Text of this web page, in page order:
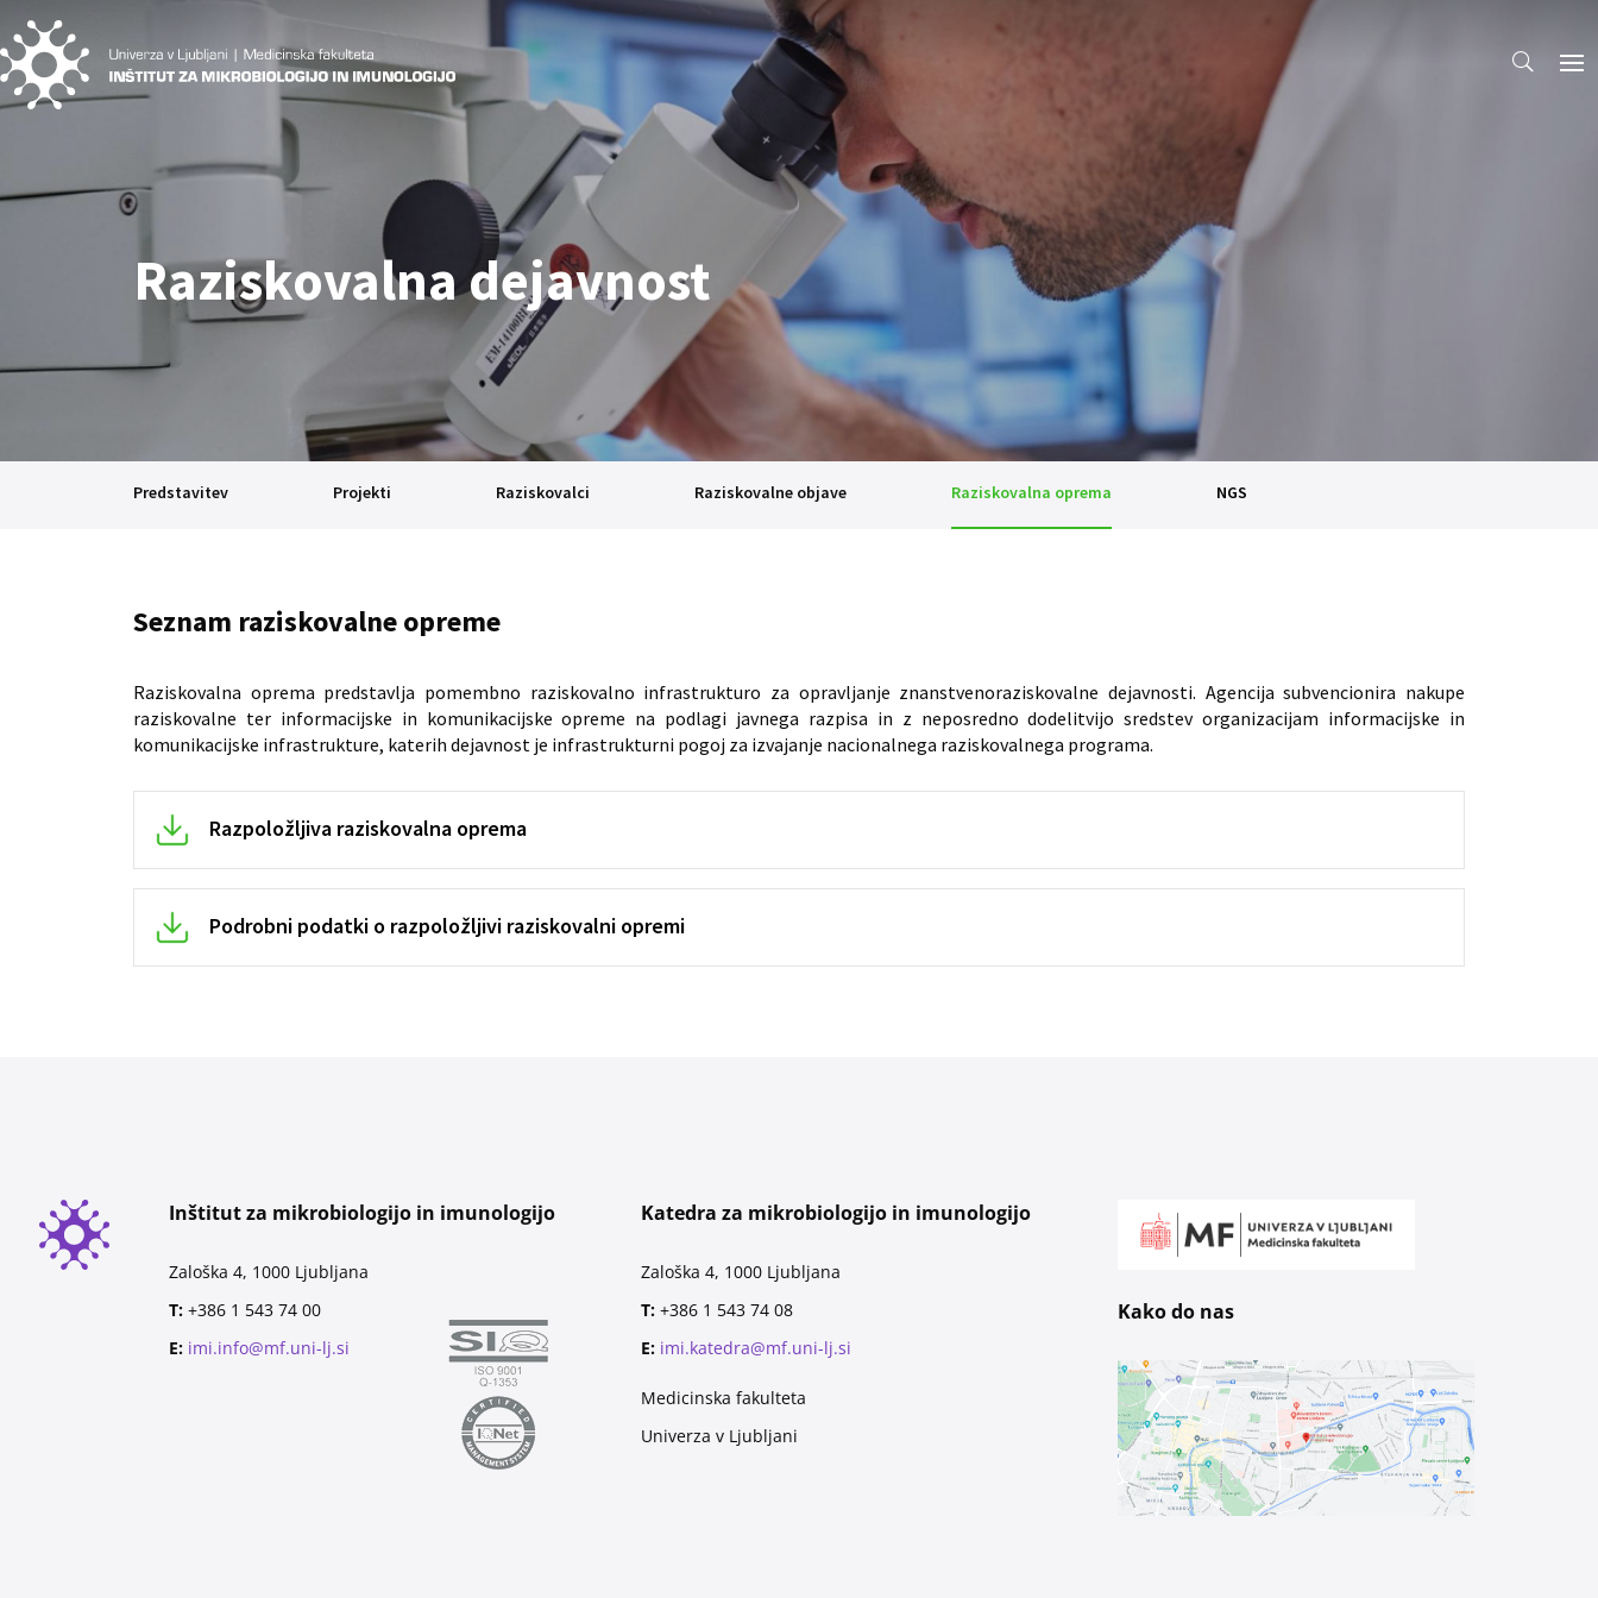
Raziskovalna dejavnost
Predstavitev Projekti Raziskovalci Raziskovalne objave Raziskovalna oprema NGS
Seznam raziskovalne opreme
Raziskovalna oprema predstavlja pomembno raziskovalno infrastrukturo za opravljanje znanstvenoraziskovalne dejavnosti. Agencija subvencionira nakupe
raziskovalne ter informacijske in komunikacijske opreme na podlagi javnega razpisa in z neposredno dodelitvijo sredstev organizacijam informacijske in
komunikacijske infrastrukture, katerih dejavnost je infrastrukturni pogoj za izvajanje nacionalnega raziskovalnega programa.
Razpoložljiva raziskovalna oprema
Podrobni podatki o razpoložljivi raziskovalni opremi
Inštitut za mikrobiologijo in imunologijo
Zaloška 4, 1000 Ljubljana
T: +386 1 543 74 00
E: imi.info@mf.uni-lj.si
Katedra za mikrobiologijo in imunologijo
Zaloška 4, 1000 Ljubljana
T: +386 1 543 74 08
E: imi.katedra@mf.uni-lj.si
Medicinska fakulteta
Univerza v Ljubljani
Kako do nas